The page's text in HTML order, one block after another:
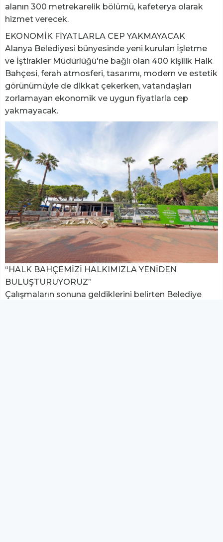
alanın 300 metrekarelik bölümü, kafeterya olarak
hizmet verecek.
EKONOMİK FİYATLARLA CEP YAKMAYACAK
Alanya Belediyesi bünyesinde yeni kurulan İşletme
ve İştirakler Müdürlüğü'ne bağlı olan 400 kişilik Halk
Bahçesi, ferah atmosferi, tasarımı, modern ve estetik
görünümüyle de dikkat çekerken, vatandaşları
zorlamayan ekonomik ve uygun fiyatlarla cep
yakmayacak.
“HALK BAHÇEMİZİ HALKIMIZLA YENİDEN
BULUŞTURUYORUZ”
Çalışmaların sonuna geldiklerini belirten Belediye